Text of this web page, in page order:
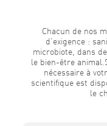
Chacun de nos
d’exigence :
microbiote, dans
le bien-être
nécessaire à
scientifique est
le